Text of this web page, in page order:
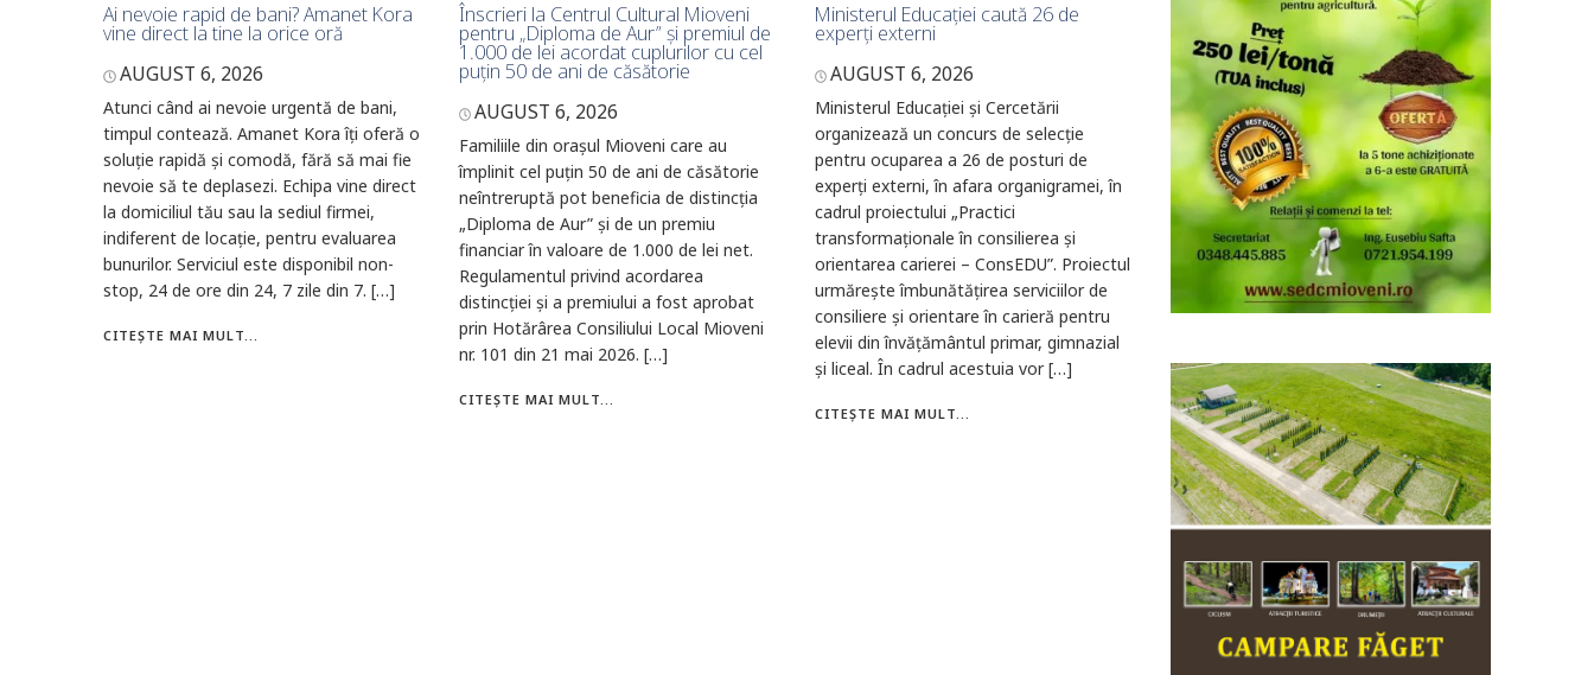
Ai nevoie rapid de bani? Amanet Kora
vine direct la tine la orice oră
AUGUST 6, 2026
Atunci când ai nevoie urgentă de bani,
timpul contează. Amanet Kora îți oferă o
soluție rapidă și comodă, fără să mai fie
nevoie să te deplasezi. Echipa vine direct
la domiciliul tău sau la sediul firmei,
indiferent de locație, pentru evaluarea
bunurilor. Serviciul este disponibil non-
stop, 24 de ore din 24, 7 zile din 7. […]
CITEȘTE MAI MULT...
Înscrieri la Centrul Cultural Mioveni
pentru „Diploma de Aur” și premiul de
1.000 de lei acordat cuplurilor cu cel
puțin 50 de ani de căsătorie
AUGUST 6, 2026
Familiile din orașul Mioveni care au
împlinit cel puțin 50 de ani de căsătorie
neîntreruptă pot beneficia de distincția
„Diploma de Aur” și de un premiu
financiar în valoare de 1.000 de lei net.
Regulamentul privind acordarea
distincției și a premiului a fost aprobat
prin Hotărârea Consiliului Local Mioveni
nr. 101 din 21 mai 2026. […]
CITEȘTE MAI MULT...
Ministerul Educației caută 26 de
experți externi
AUGUST 6, 2026
Ministerul Educației și Cercetării
organizează un concurs de selecție
pentru ocuparea a 26 de posturi de
experți externi, în afara organigramei, în
cadrul proiectului „Practici
transformaționale în consilierea și
orientarea carierei – ConsEDU”. Proiectul
urmărește îmbunătățirea serviciilor de
consiliere și orientare în carieră pentru
elevii din învățământul primar, gimnazial
și liceal. În cadrul acestuia vor […]
CITEȘTE MAI MULT...